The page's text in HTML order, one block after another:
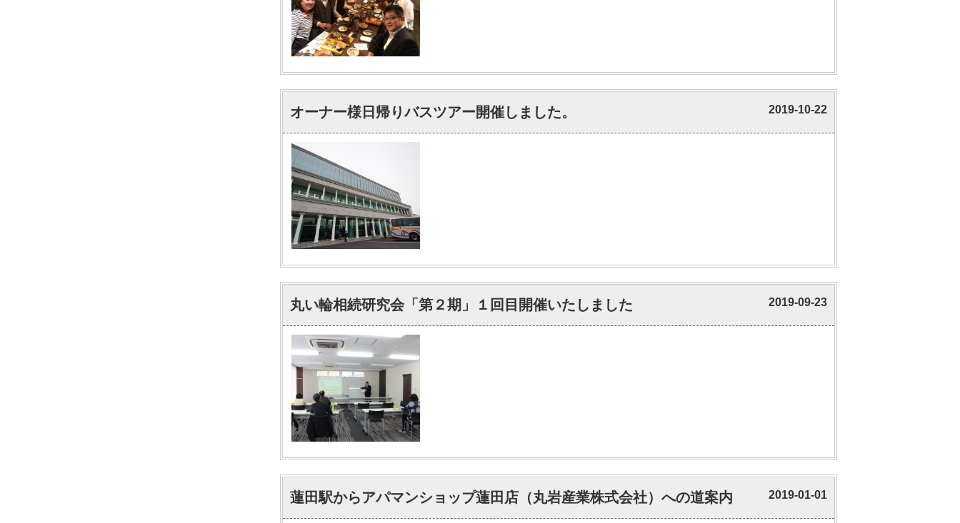
オーナー様日帰りバスツアー開催しました。 2019-10-22
丸い輪相続研究会「第２期」１回目開催いたしました 2019-09-23
蓮田駅からアパマンショップ蓮田店（丸岩産業株式会社）への道案内 2019-01-01